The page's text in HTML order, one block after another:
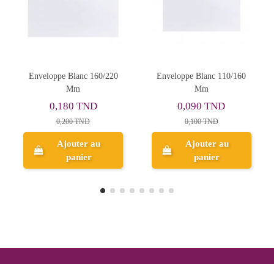
220
Enveloppe Blanc 110/160
0,090 TND
Ajouter au
Cartes Vœux Aid
15,006 TND
Ajouter au